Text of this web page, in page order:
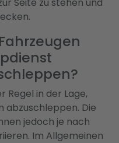
Regel in der Lage,
abzuschleppen. Die
jedoch je nach
Im Allgemeinen